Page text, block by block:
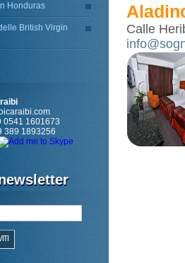
Honduras
British Virgin
0541 1601673
389 1893256
Calle